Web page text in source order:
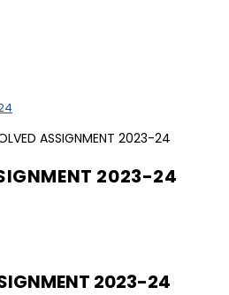
2023-24
2023-24